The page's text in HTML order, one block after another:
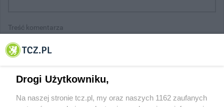
Treść komentarza
Drogi Użytkowniku,
Na naszej stronie tcz.pl, my oraz naszych 1162 zaufanych